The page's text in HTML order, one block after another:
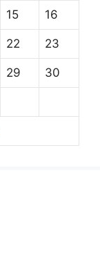
15 16
22 23
29 30